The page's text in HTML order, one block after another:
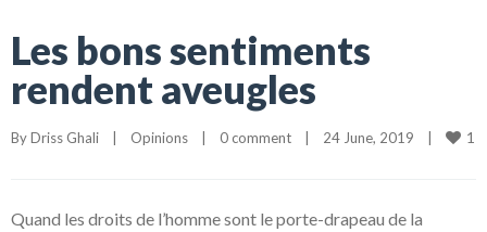
Les bons sentiments
rendent aveugles
By Driss Ghali | Opinions | 0 comment | 24 June, 2019 | 1
Quand les droits de l’homme sont le porte-drapeau de la